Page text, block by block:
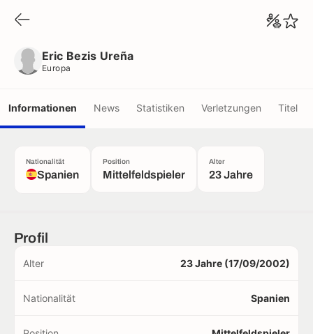
Eric Bezis Ureña
Europa
Informationen News Statistiken Verletzungen Titel
Nationalität
Spanien
Position
Mittelfeldspieler
Alter
23 Jahre
Profil
Alter 23 Jahre (17/09/2002)
Nationalität Spanien